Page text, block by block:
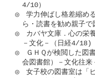
4/10）
◎　学力伸ばし格差縮め
ら・読書を勧め親子で
◎　カバヤ文庫．心の栄
－文化－（日経4/18)
◎　ＧＨＱが検閲した図
会図書館）－文化往
◎　女子校の図書室は「